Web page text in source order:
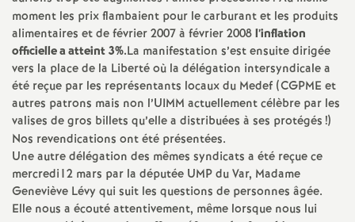
d
e
s
E
n
moment les prix flambaient pour le carburant et les produits
alimentaires et de février 2007 à février 2008l’inflation
officielle a atteint 3%.La manifestation s’est ensuite dirigée
vers la place de la Liberté où la délégation intersyndicale a
été reçue par les représentants locaux du Medef (CGPME et
autres patrons mais non l’UIMM actuellement célèbre par les
valises de gros billets qu’elle a distribuées à ses protégés !)
Nos revendications ont été présentées.
Une autre délégation des mêmes syndicats a été reçue ce
mercredi12 mars par la députée UMP du Var, Madame
Geneviève Lévy qui suit les questions de personnes âgée.
Elle nous a écouté attentivement, même lorsque nous lui